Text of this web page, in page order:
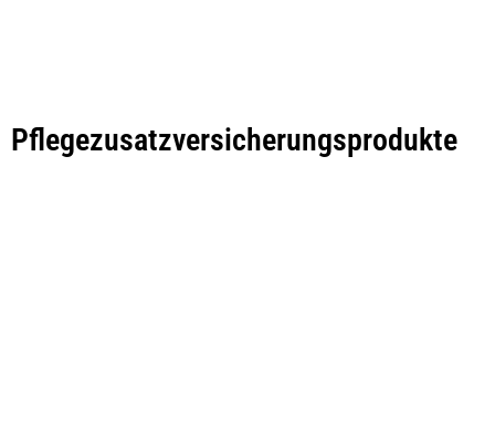
Pflegezusatzversicherungsprodukte